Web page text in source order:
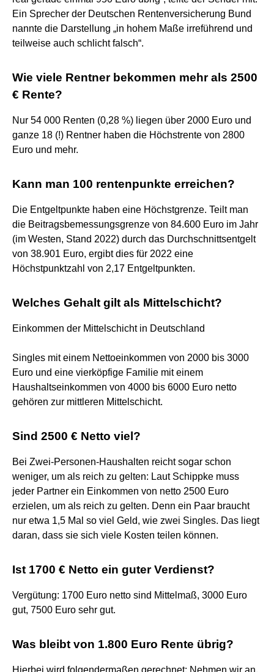
Ein Sprecher der Deutschen Rentenversicherung Bund
nannte die Darstellung „in hohem Maße irreführend und
teilweise auch schlicht falsch“.
Wie viele Rentner bekommen mehr als 2500
€ Rente?
Nur 54 000 Renten (0,28 %) liegen über 2000 Euro und
ganze 18 (!) Rentner haben die Höchstrente von 2800
Euro und mehr.
Kann man 100 rentenpunkte erreichen?
Die Entgeltpunkte haben eine Höchstgrenze. Teilt man
die Beitragsbemessungsgrenze von 84.600 Euro im Jahr
(im Westen, Stand 2022) durch das Durchschnittsentgelt
von 38.901 Euro, ergibt dies für 2022 eine
Höchstpunktzahl von 2,17 Entgeltpunkten.
Welches Gehalt gilt als Mittelschicht?
Einkommen der Mittelschicht in Deutschland
Singles mit einem Nettoeinkommen von 2000 bis 3000
Euro und eine vierköpfige Familie mit einem
Haushaltseinkommen von 4000 bis 6000 Euro netto
gehören zur mittleren Mittelschicht.
Sind 2500 € Netto viel?
Bei Zwei-Personen-Haushalten reicht sogar schon
weniger, um als reich zu gelten: Laut Schippke muss
jeder Partner ein Einkommen von netto 2500 Euro
erzielen, um als reich zu gelten. Denn ein Paar braucht
nur etwa 1,5 Mal so viel Geld, wie zwei Singles. Das liegt
daran, dass sie sich viele Kosten teilen können.
Ist 1700 € Netto ein guter Verdienst?
Vergütung: 1700 Euro netto sind Mittelmaß, 3000 Euro
gut, 7500 Euro sehr gut.
Was bleibt von 1.800 Euro Rente übrig?
Hierbei wird folgendermaßen gerechnet: Nehmen wir an,